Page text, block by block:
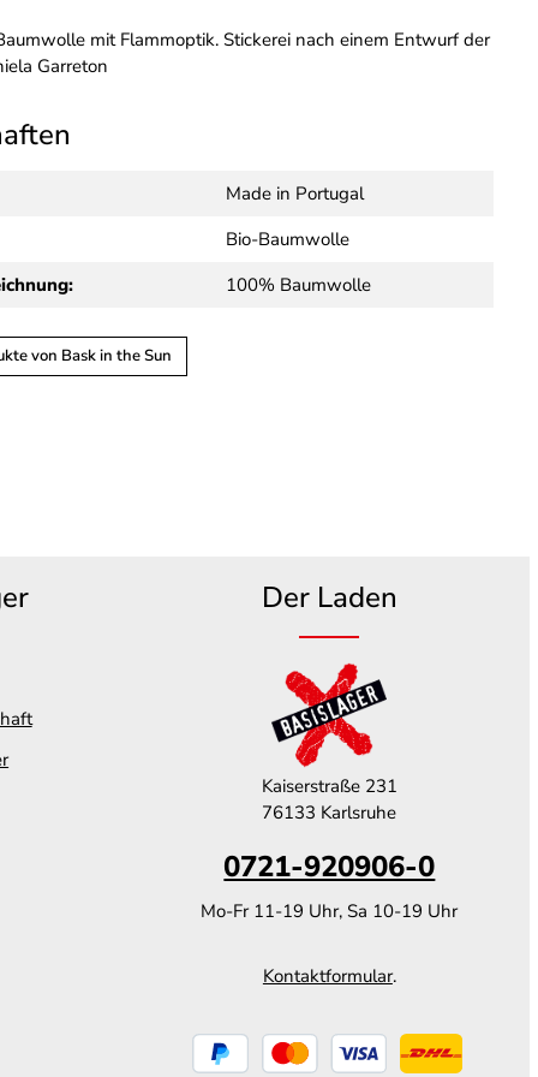
mit Flammoptik. Stickerei nach einem Entwurf der
Garreton
Made in Portugal
Bio-Baumwolle
100% Baumwolle
von Bask in the Sun
Der Laden
Kaiserstraße 231
76133 Karlsruhe
0721-920906-0
Mo-Fr 11-19 Uhr, Sa 10-19 Uhr
Kontaktformular.